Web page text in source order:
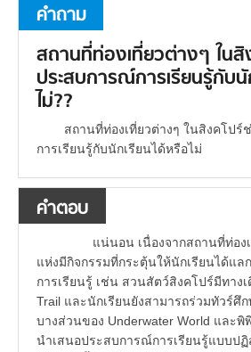
คำถาม
สถานที่ท่องเที่ยวต่างๆ ในสิ
ประสบการณ์การเรียนรู้กับนั
ไม่??
สถานที่ท่องเที่ยวต่างๆ ในสิงคโป
การเรียนรู้กับนักเรียนได้หรือไม่
คำตอบ
แน่นอน เนื่องจากสถานที่ท่องเ
แห่งมีกิจกรรมที่กระตุ้นให้นักเรียนได้แ
การเรียนรู้ เช่น สวนสัตว์สิงคโปร์มีทา
Trail และนักเรียนยังสามารถร่วมทัวร์ศึก
บางส่วนของ Underwater World และ
นำเสนอประสบการณ์การเรียนรู้แบบป